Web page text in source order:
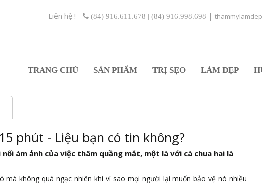
Liên hệ ! (84) 916.611.678 | (84) 916.998.698 |
TRANG CHỦ SẢN PHẨM TRỊ SẸO LÀM ĐẸP
phút - Liệu bạn có tin không?
ám ảnh của việc thâm quầng mắt, một là với cà chua hai là
không quá ngạc nhiên khi vì sao mọi người lại muốn bảo vệ nó nhiều